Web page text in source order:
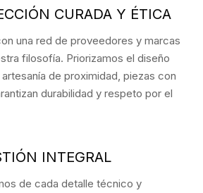
CURADA Y ÉTICA
una red de proveedores y marcas
filosofía. Priorizamos el diseño
de proximidad, piezas con
durabilidad y respeto por el
INTEGRAL
de cada detalle técnico y